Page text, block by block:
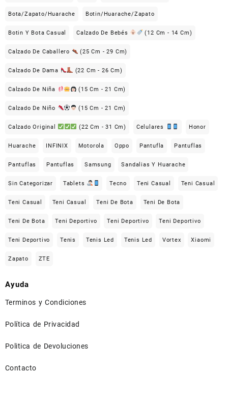
Bota/Zapato/Huarache Botin/Huarache/Zapato
Botin Y Bota Casual Calzado De Bebés (12 Cm - 14 Cm)
Calzado De Caballero (25 Cm - 29 Cm)
Calzado De Dama (22 Cm - 26 Cm)
Calzado De Niña (15 Cm - 21 Cm)
Calzado De Niño (15 Cm - 21 Cm)
Calzado Original (22 Cm - 31 Cm) Celulares Honor
Huarache INFINIX Motorola Oppo Pantufla Pantuflas
Pantuflas Pantuflas Samsung Sandalias Y Huarache
Sin Categorizar Tablets Tecno Teni Casual Teni Casual
Teni Casual Teni Casual Teni De Bota Teni De Bota
Teni De Bota Teni Deportivo Teni Deportivo Teni Deportivo
Teni Deportivo Tenis Tenis Led Tenis Led Vortex Xiaomi
Zapato ZTE
Ayuda
Terminos y Condiciones
Política de Privacidad
Politica de Devoluciones
Contacto